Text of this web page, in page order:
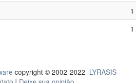
1
1
copyright © 2002-2022 LYRASIS